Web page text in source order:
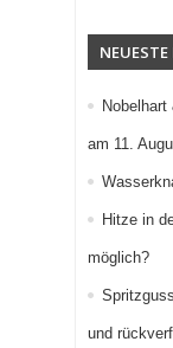
NEUESTE
am 11.
Hitze in
möglich?
und